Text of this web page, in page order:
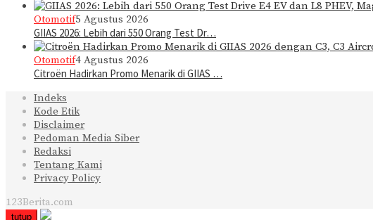
Otomotif5 Agustus 2026
GIIAS 2026: Lebih dari 550 Orang Test Dr…
Otomotif4 Agustus 2026
Citroën Hadirkan Promo Menarik di GIIAS …
Indeks
Kode Etik
Disclaimer
Pedoman Media Siber
Redaksi
Tentang Kami
Privacy Policy
123Berita.com
tutup